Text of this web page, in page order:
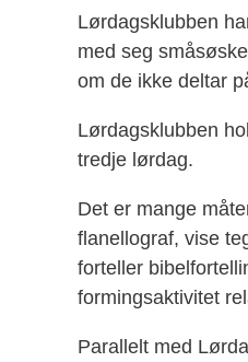
Lørdagsklubben
med seg
om de ikke deltar
Lørdagsklubben
tredje lørdag.
Det er mange
flanellograf, vise
forteller
formingsaktivitet
Parallelt med